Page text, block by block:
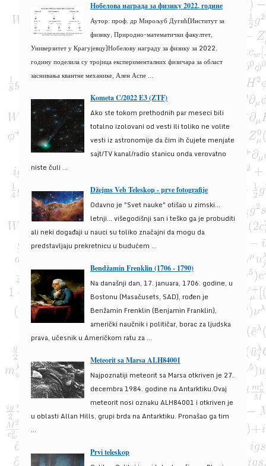
Нобелова награда за физику 2022. године
Аутор: проф. др Мирољуб Дугић(Институт за
физику, Природно-математички факултет,
Универзитет у Крагујевцу)Нобелову награду за физику за 2022.
годину поделила су тројица експерименталних физичара за област
заснивања квантне механике, Ален Аспе ...
Kometa C/2022 E3 (ZTF)
Ako ste tokom prethodnih par meseci bili
totalno izolovani od vesti ili toliko ne volite
vesti iz astronomije da čim ih čujete menjate
sajt/TV kanal/radio stanicu onda verovatno
niste čuli ...
Džejms Veb Teleskop - prve fotografije
Odavno je "Svet nauke" otišao u zimski...
letnji... višegodišnji san i teško ga je probuditi
ali neki događaji u nauci su toliko značajni da mogu da
predstavljaju prekretnicu u budućem ...
Bendžamin Frenklin (1706 - 1790)
Na današnji dan, 17. januara, 1706. godine, u
Bostonu (Masačusets, SAD), rođen je
Benžamin Frenklin (Benjamin Franklin),
američki naučnik i političar, borac za ljudska
prava, učesnik u Američkom ratu za ...
Meteorit sa Marsa ALH84001
Najpoznatiji meteorit sa Marsa otkriven je 27.
decembra 1984. godine na Antarktiku.Ovaj
meteorit nosi oznaku ALH84001 i otkriven je
u oblasti Allan Hills, grupi brda na Antarktiku. Pronašao ga tim
...
Prvi teleskop